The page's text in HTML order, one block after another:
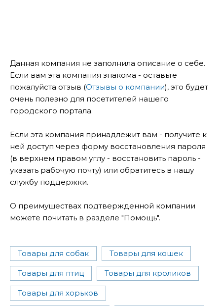
Данная компания не заполнила описание о себе.
Если вам эта компания знакома - оставьте
пожалуйста отзыв (Отзывы о компании), это будет
очень полезно для посетителей нашего
городского портала.
Если эта компания принадлежит вам - получите к
ней доступ через форму восстановления пароля
(в верхнем правом углу - восстановить пароль -
указать рабочую почту) или обратитесь в нашу
службу поддержки.
О преимуществах подтвержденной компании
можете почитать в разделе "Помощь".
Товары для собак Товары для кошек
Товары для птиц Товары для кроликов
Товары для хорьков